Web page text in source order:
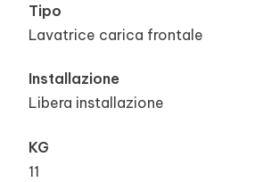
Tipo
Lavatrice carica frontale
Installazione
Libera installazione
KG
11